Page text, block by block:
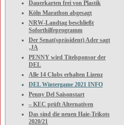
Dauerkarten frei von Plastik
Köln Marathon abgesagt
NRW-Landtag beschließt
Soforthilfeprogramm
Der Senat(spräsident) Ader sagt
‚JA
PENNY wird Titelsponsor der
DEL
Alle 14 Clubs erhalten Lizenz
DEL Wintergame 2021 INFO
Penny Del Saisonstart
– KEC prüft Alternativen
Das sind die neuen Haie-Trikots
2020/21